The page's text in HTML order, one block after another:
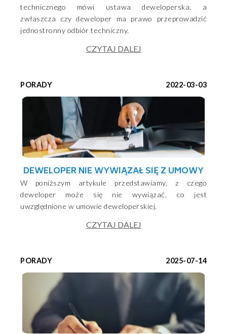
technicznego mówi ustawa deweloperska, a
zwłaszcza czy deweloper ma prawo przeprowadzić
jednostronny odbiór techniczny.
CZYTAJ DALEJ
PORADY 2022-03-03
DEWELOPER NIE WYWIĄZAŁ SIĘ Z UMOWY
W poniższym artykule przedstawiamy, z czego
deweloper może się nie wywiązać, co jest
uwzględnione w umowie deweloperskiej.
CZYTAJ DALEJ
PORADY 2025-07-14